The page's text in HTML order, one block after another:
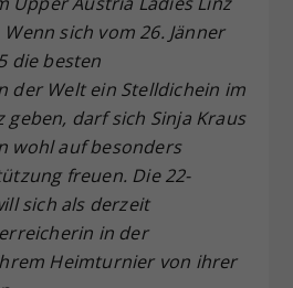
sich vom 26. Jänner
die besten
der Welt ein Stelldichein im
geben, darf sich Sinja Kraus
wohl auf besonders
freuen. Die 22-
sich als derzeit
in der
Heimturnier von ihrer
Wert speichert Ihre Consent-
Unter anderem eine
Speicherung Ihrer
Einstellungen, falls der
Betreiber dies eingestellt